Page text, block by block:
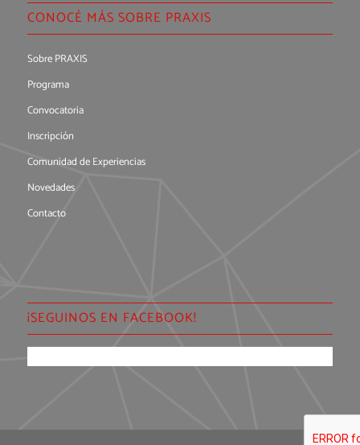
CONOCÉ MÁS SOBRE PRAXIS
Sobre PRAXIS
Programa
Convocatoria
Inscripción
Comunidad de Experiencias
Novedades
Contacto
¡SEGUINOS EN FACEBOOK!